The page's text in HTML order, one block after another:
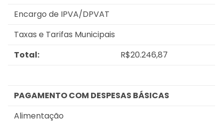
Encargo de IPVA/DPVAT
Taxas e Tarifas Municipais
Total:
R$20.246,87
PAGAMENTO COM DESPESAS BÁSICAS
Alimentação